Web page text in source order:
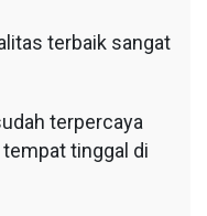
terbaik sangat
terpercaya
tinggal di